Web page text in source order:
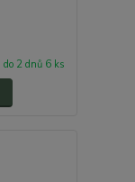
do 2 dnů 6 ks